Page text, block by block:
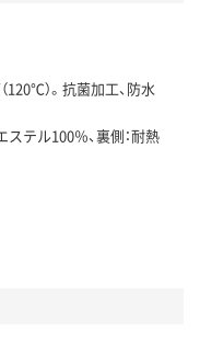
120℃）。抗菌加工、防水
ステル100％、裏側：耐熱